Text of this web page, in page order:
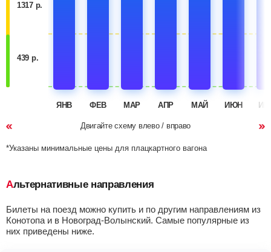
1317 р.
439 р.
ЯНВ ФЕВ МАР АПР МАЙ ИЮН
Двигайте схему влево / вправо
*Указаны минимальные цены для плацкартного вагона
Альтернативные направления
Билеты на поезд можно купить и по другим направлениям из
Конотопа и в Новоград-Волынский. Самые популярные из
них приведены ниже.